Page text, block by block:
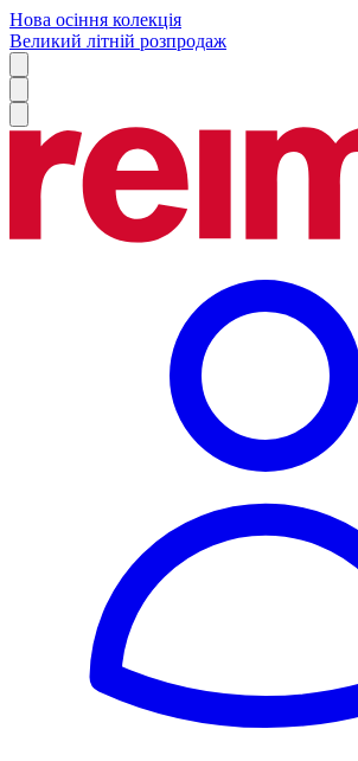
Нова осіння колекція
Великий літній розпродаж